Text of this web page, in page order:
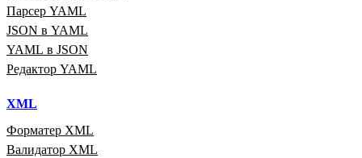
Парсер YAML
JSON в YAML
YAML в JSON
Редактор YAML
XML
Форматер XML
Валидатор XML